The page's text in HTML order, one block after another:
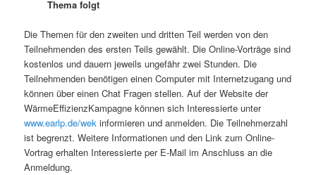
Thema folgt
Die Themen für den zweiten und dritten Teil werden von den
Teilnehmenden des ersten Teils gewählt. Die Online-Vorträge sind
kostenlos und dauern jeweils ungefähr zwei Stunden. Die
Teilnehmenden benötigen einen Computer mit Internetzugang und
können über einen Chat Fragen stellen. Auf der Website der
WärmeEffizienzKampagne können sich Interessierte unter
www.earlp.de/wek informieren und anmelden. Die Teilnehmerzahl
ist begrenzt. Weitere Informationen und den Link zum Online-
Vortrag erhalten Interessierte per E-Mail im Anschluss an die
Anmeldung.